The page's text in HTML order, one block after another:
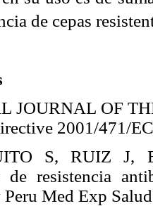
de cepas
JOURNAL OF
2001/
S, RUIZ J,
de resistencia
Peru Med Exp